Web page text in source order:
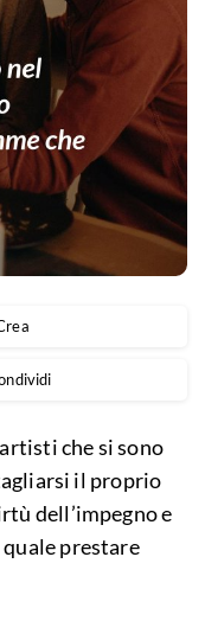
che si sono
il proprio
dell’impegno e
prestare